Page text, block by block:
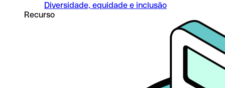
Diversidade, equidade e inclusão
Recurso